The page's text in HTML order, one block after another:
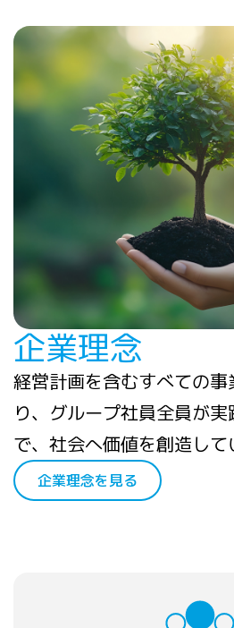
企業理念
経営計画を含むすべての
り、グループ社員全員が
で、社会へ価値を創造して
企業理念を見る